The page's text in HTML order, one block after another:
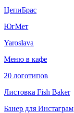
ЦепиБрас
ЮгМет
Yaroslava
Меню в кафе
20 логотипов
Листовка Fish Baker
Банер для Инстаграм